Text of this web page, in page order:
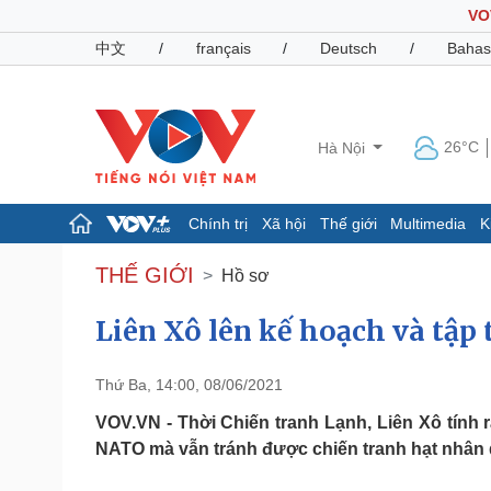
中文
/ français / Deutsch /
Hà Nội 26°C
Chính trị Xã hội Thế giới Multimedia
Chính trị
Tổ chức nhân sự
Quốc hội
Dự báo thời tiết
Giáo dục
Biển đảo
Pháp luật
Quân sự - Quốc phòng
THẾ GIỚI Hồ sơ
Liên Xô lên kế hoạch và
Thứ Ba, 14:00, 08/06/2021
VOV.VN - Thời Chiến tranh Lạnh, Liên Xô
NATO mà vẫn tránh được chiến tranh hạt